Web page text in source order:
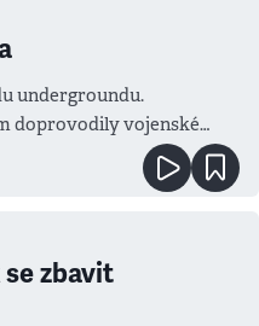
undergroundu.
doprovodily vojenské
zbavit